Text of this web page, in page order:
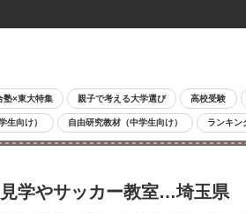
塾×東大特集 親子で考える大学選び 高校受験
生向け） 自由研究教材（中学生向け） ランキン
見学やサッカー教室…埼玉県